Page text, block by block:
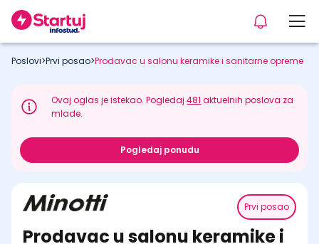
Poslovi>Prvi posao>Prodavac u salonu keramike i sanitarne opreme
Ovaj oglas je istekao. Pogledaj481 aktuelnih poslova za
mlade.
Pogledaj ponudu
Prvi posao
Prodavac u salonu keramike i